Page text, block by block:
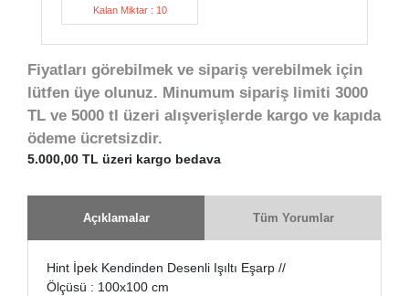
Kalan Miktar : 10
Fiyatları görebilmek ve sipariş verebilmek için
lütfen üye olunuz. Minumum sipariş limiti 3000
TL ve 5000 tl üzeri alışverişlerde kargo ve kapıda
ödeme ücretsizdir.
5.000,00 TL üzeri kargo bedava
Açıklamalar Tüm Yorumlar
Hint İpek Kendinden Desenli Işıltı Eşarp //
Ölçüsü : 100x100 cm